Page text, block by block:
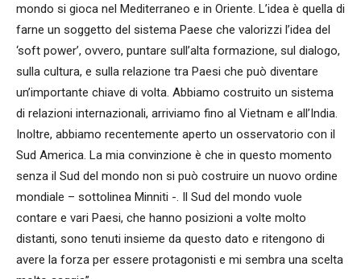
mondo si gioca nel Mediterraneo e in Oriente. L’idea è quella di
farne un soggetto del sistema Paese che valorizzi l’idea del
‘soft power’, ovvero, puntare sull’alta formazione, sul dialogo,
sulla cultura, e sulla relazione tra Paesi che può diventare
un’importante chiave di volta. Abbiamo costruito un sistema
di relazioni internazionali, arriviamo fino al Vietnam e all’India.
Inoltre, abbiamo recentemente aperto un osservatorio con il
Sud America. La mia convinzione è che in questo momento
senza il Sud del mondo non si può costruire un nuovo ordine
mondiale – sottolinea Minniti -. Il Sud del mondo vuole
contare e vari Paesi, che hanno posizioni a volte molto
distanti, sono tenuti insieme da questo dato e ritengono di
avere la forza per essere protagonisti e mi sembra una scelta